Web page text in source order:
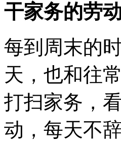
干家务的劳
每到周末的
天，也和往
打扫家务，
动，每天不